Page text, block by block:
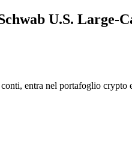
U.S. Large-
entra nel portafoglio